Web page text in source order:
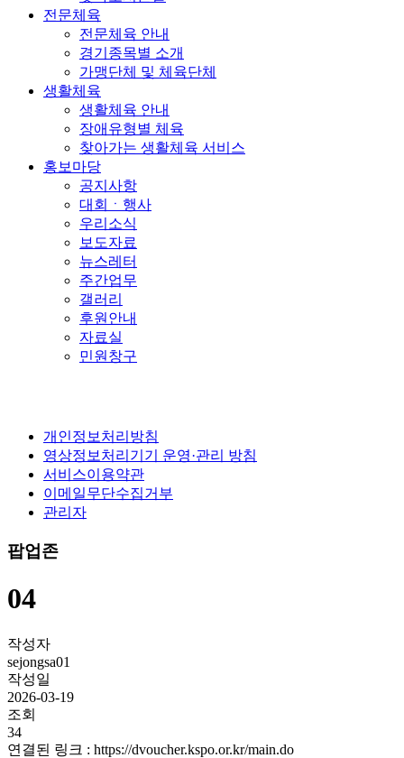
전문체육
전문체육 안내
경기종목별 소개
가맹단체 및 체육단체
생활체육
생활체육 안내
장애유형별 체육
찾아가는 생활체육 서비스
홍보마당
공지사항
대회ㆍ행사
우리소식
보도자료
뉴스레터
주간업무
갤러리
후원안내
자료실
민원창구
개인정보처리방침
영상정보처리기기 운영·관리 방침
서비스이용약관
이메일무단수집거부
관리자
팝업존
04
작성자
sejongsa01
작성일
2026-03-19
조회
34
연결된 링크 : https://dvoucher.kspo.or.kr/main.do